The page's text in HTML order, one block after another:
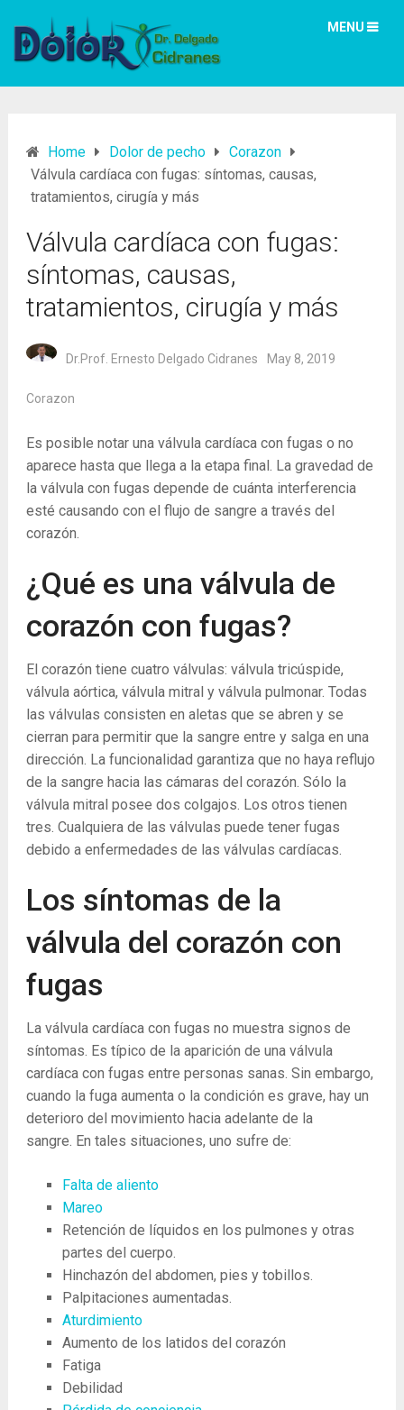
MENU
Home Dolor de pecho
Corazon
Válvula cardíaca con fugas: síntomas, causas,
tratamientos, cirugía y más
Válvula cardíaca con fugas:
síntomas, causas,
tratamientos, cirugía y más
Dr.Prof. Ernesto Delgado Cidranes May 8, 2019
Corazon
Es posible notar una válvula cardíaca con fugas o no
aparece hasta que llega a la etapa final. La gravedad de
la válvula con fugas depende de cuánta interferencia
esté causando con el flujo de sangre a través del
corazón.
¿Qué es una válvula de
corazón con fugas?
El corazón tiene cuatro válvulas: válvula tricúspide,
válvula aórtica, válvula mitral y válvula pulmonar. Todas
las válvulas consisten en aletas que se abren y se
cierran para permitir que la sangre entre y salga en una
dirección. La funcionalidad garantiza que no haya reflujo
de la sangre hacia las cámaras del corazón. Sólo la
válvula mitral posee dos colgajos. Los otros tienen
tres. Cualquiera de las válvulas puede tener fugas
debido a enfermedades de las válvulas cardíacas.
Los síntomas de la
válvula del corazón con
fugas
La válvula cardíaca con fugas no muestra signos de
síntomas. Es típico de la aparición de una válvula
cardíaca con fugas entre personas sanas. Sin embargo,
cuando la fuga aumenta o la condición es grave, hay un
deterioro del movimiento hacia adelante de la
sangre. En tales situaciones, uno sufre de:
Falta de aliento
Mareo
Retención de líquidos en los pulmones y otras
partes del cuerpo.
Hinchazón del abdomen, pies y tobillos.
Palpitaciones aumentadas.
Aturdimiento
Aumento de los latidos del corazón
Fatiga
Debilidad